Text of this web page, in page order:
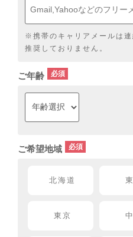
※携帯のキャリアメールは連
推奨しておりません。
ご年齢
ご希望地域
北海道
東京